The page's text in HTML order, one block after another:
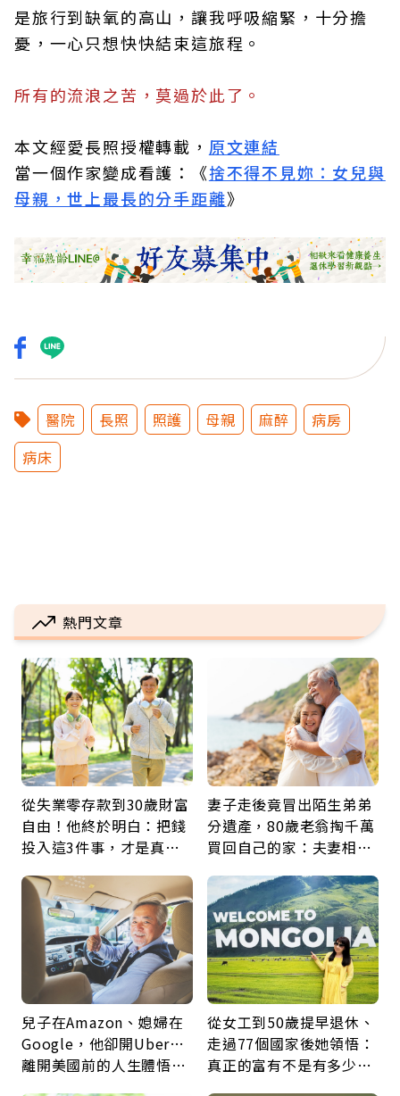
是旅行到缺氧的高山，讓我呼吸縮緊，十分擔
憂，一心只想快快結束這旅程。
所有的流浪之苦，莫過於此了。
本文經愛長照授權轉載， 原文連結
當一個作家變成看護：《捨不得不見妳：女兒與
母親，世上最長的分手距離》
醫院 長照 照護 母親 麻醉
病房
病床
熱門文章
從失業零存款到30歲財富
自由！他終於明白：把錢
投入這3件事，才是真正
妻子走後竟冒出陌生弟弟
分遺產，80歲老翁掏千萬
買回自己的家：夫妻相守
兒子在Amazon、媳婦在
Google，他卻開Uber…
離開美國前的人生體悟：
從女工到50歲提早退休、
走過77個國家後她領悟：
真正的富有不是有多少